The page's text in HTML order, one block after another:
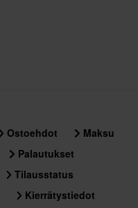
Ostoehdot
Maksu
Palautukset
Tilausstatus
Kierrätystiedot